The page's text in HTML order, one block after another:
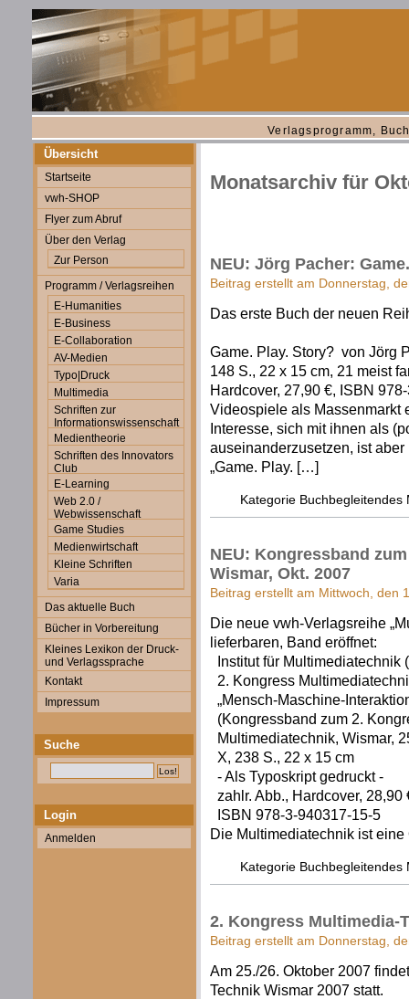
Verlagsprogramm,
Übersicht
Startseite
vwh-SHOP
Flyer zum Abruf
Über den Verlag
Zur Person
Programm / Verlagsreihen
E-Humanities
E-Business
E-Collaboration
AV-Medien
Typo|Druck
Multimedia
Schriften zur
Informationswissenschaft
Medientheorie
Schriften des Innovators
Club
E-Learning
Web 2.0 /
Webwissenschaft
Game Studies
Medienwirtschaft
Kleine Schriften
Varia
Das aktuelle Buch
Bücher in Vorbereitung
Kleines Lexikon der Druck-
und Verlagssprache
Kontakt
Impressum
Suche
Login
Anmelden
Monatsarchiv für
NEU: Jörg Pacher:
Beitrag erstellt am Donnerstag,
Das erste Buch der neuen
Game. Play. Story? von Jörg
148 S., 22 x 15 cm, 21 meist
Hardcover, 27,90 €, ISBN
Videospiele als Massenmarkt
Interesse, sich mit ihnen als
auseinanderzusetzen, ist
„Game. Play. […]
Kategorie Buchbegleitendes
NEU: Kongressband
Wismar, Okt. 2007
Beitrag erstellt am Mittwoch, den
Die neue vwh-Verlagsreihe
lieferbaren, Band eröffnet:
Institut für Multimediatechnik
2. Kongress
„Mensch-Maschine-
(Kongressband zum 2.
Multimediatechnik, Wismar,
X, 238 S., 22 x 15 cm
- Als Typoskript gedruckt -
zahlr. Abb., Hardcover, 28,90
ISBN 978-3-
Die Multimediatechnik ist
Kategorie Buchbegleitendes
2. Kongress Multimedia-
Beitrag erstellt am Donnerstag,
Am 25./26. Oktober 2007
Technik Wismar 2007 statt.